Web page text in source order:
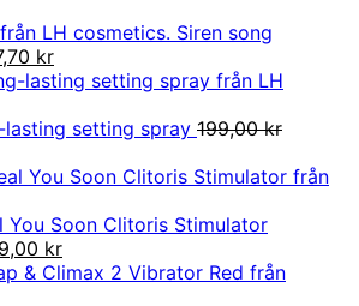
Siren song
krDet
nuvarande
är:setting spray 199,00kr
kr.
You Soon Clitoris Stimulator
krDet
nuvarande